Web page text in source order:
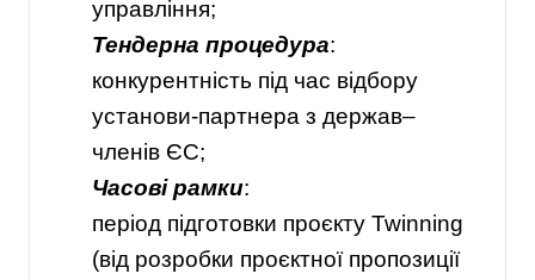
управління;
Тендерна процедура:
конкурентність під час відбору
установи-партнера з держав–
членів ЄС;
Часові рамки:
період підготовки проєкту Twinning
(від розробки проєктної пропозиції